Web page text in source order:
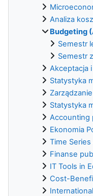
Analiza
Budgeting
Semestr
Semestr
Akceptacja
Statystyka
Statystyka
Accounting
Ekonomia
Time Series
Finanse
IT Tools in
Cost-